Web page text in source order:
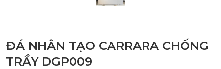
ĐÁ NHÂN TẠO CARRARA CHỐNG
TRẦY DGP009